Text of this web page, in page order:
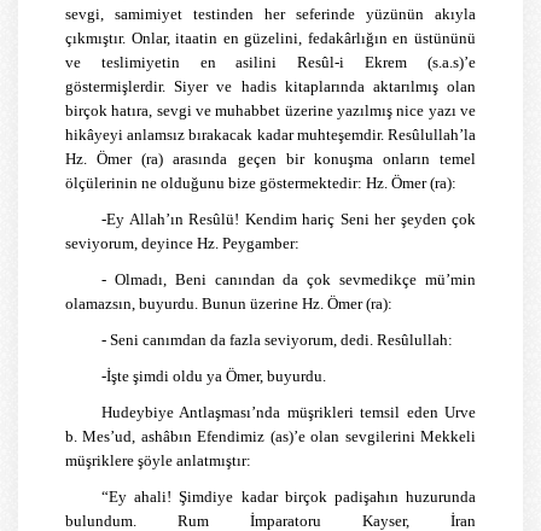
sevgi, samimiyet testinden her seferinde yüzünün akıyla
çıkmıştır. Onlar, itaatin en güzelini, fedakârlığın en üstününü
ve teslimiyetin en asilini Resûl-i Ekrem (s.a.s)’e
göstermişlerdir. Siyer ve hadis kitaplarında aktarılmış olan
birçok hatıra, sevgi ve muhabbet üzerine yazılmış nice yazı ve
hikâyeyi anlamsız bırakacak kadar muhteşemdir. Resûlullah’la
Hz. Ömer (ra) arasında geçen bir konuşma onların temel
ölçülerinin ne olduğunu bize göstermektedir: Hz. Ömer (ra):
-Ey Allah’ın Resûlü! Kendim hariç Seni her şeyden çok
seviyorum, deyince Hz. Peygamber:
- Olmadı, Beni canından da çok sevmedikçe mü’min
olamazsın, buyurdu. Bunun üzerine Hz. Ömer (ra):
- Seni canımdan da fazla seviyorum, dedi. Resûlullah:
-İşte şimdi oldu ya Ömer, buyurdu.
Hudeybiye Antlaşması’nda müşrikleri temsil eden Urve
b. Mes’ud, ashâbın Efendimiz (as)’e olan sevgilerini Mekkeli
müşriklere şöyle anlatmıştır:
“Ey ahali! Şimdiye kadar birçok padişahın huzurunda
bulundum. Rum İmparatoru Kayser, İran